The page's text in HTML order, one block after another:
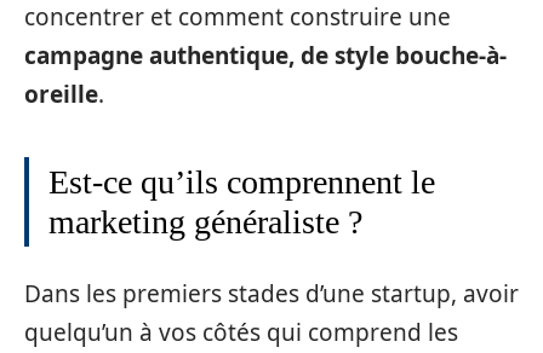
concentrer et comment construire une
campagne authentique, de style bouche-à-
oreille.
Est-ce qu’ils comprennent le
marketing généraliste ?
Dans les premiers stades d’une startup, avoir
quelqu’un à vos côtés qui comprend les